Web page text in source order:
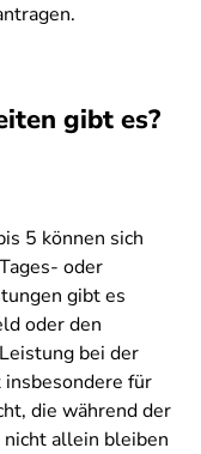
gibt es?
5 können sich
oder
gibt es
oder den
bei der
insbesondere für
die während der
allein bleiben